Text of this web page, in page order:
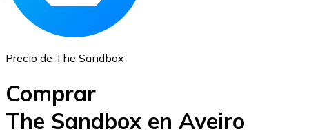
Precio de The Sandbox
Comprar
The Sandbox en Aveiro